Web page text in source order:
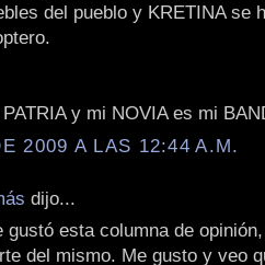
del pueblo y KRETINA se
y mi NOVIA es mi
2009 A LAS 12:44 A.M.
dijo...
gustó esta columna de
del mismo. Me gusto y veo